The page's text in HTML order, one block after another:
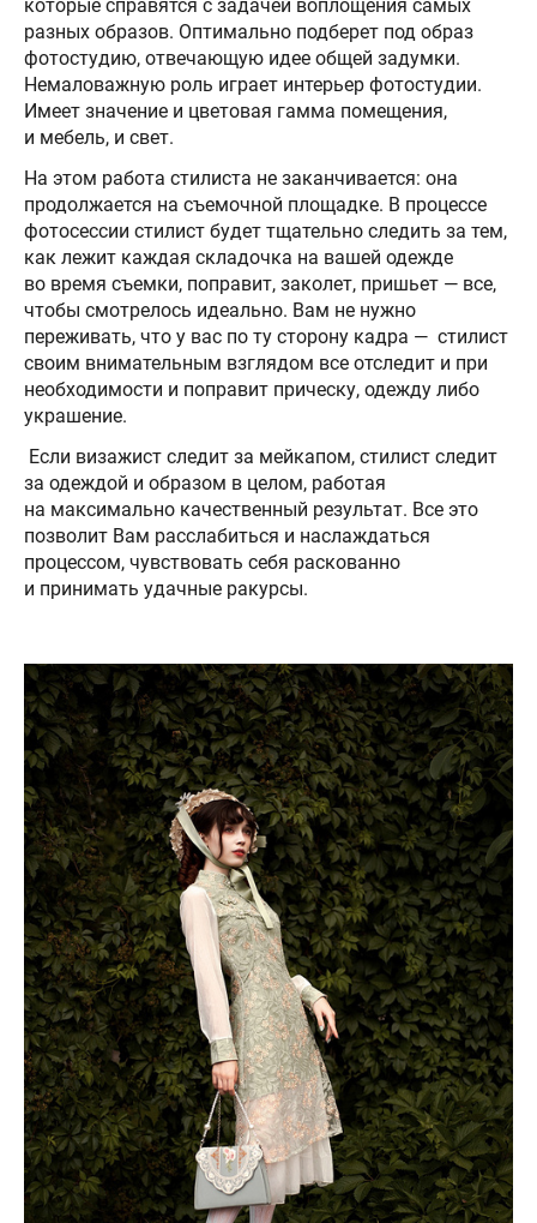
которые справятся с задачей воплощения самых
разных образов. Оптимально подберет под образ
фотостудию, отвечающую идее общей задумки.
Немаловажную роль играет интерьер фотостудии.
Имеет значение и цветовая гамма помещения,
и мебель, и свет.
На этом работа стилиста не заканчивается: она
продолжается на съемочной площадке. В процессе
фотосессии стилист будет тщательно следить за тем,
как лежит каждая складочка на вашей одежде
во время съемки, поправит, заколет, пришьет — все,
чтобы смотрелось идеально. Вам не нужно
переживать, что у вас по ту сторону кадра — стилист
своим внимательным взглядом все отследит и при
необходимости и поправит прическу, одежду либо
украшение.
Если визажист следит за мейкапом, стилист следит
за одеждой и образом в целом, работая
на максимально качественный результат. Все это
позволит Вам расслабиться и наслаждаться
процессом, чувствовать себя раскованно
и принимать удачные ракурсы.